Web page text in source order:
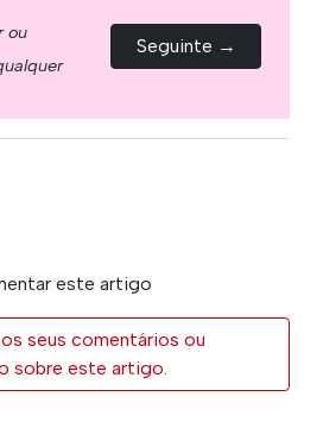
ou
Seguinte →
este artigo
seus comentários ou
sobre este artigo.